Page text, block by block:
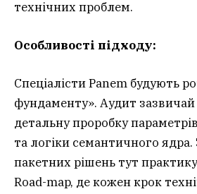
технічних проблем.
Особливості підходу:
Спеціалісти Panem будують
фундаменту». Аудит
детальну проробку
та логіки семантичного
пакетних рішень тут
Road-map, де кожен крок